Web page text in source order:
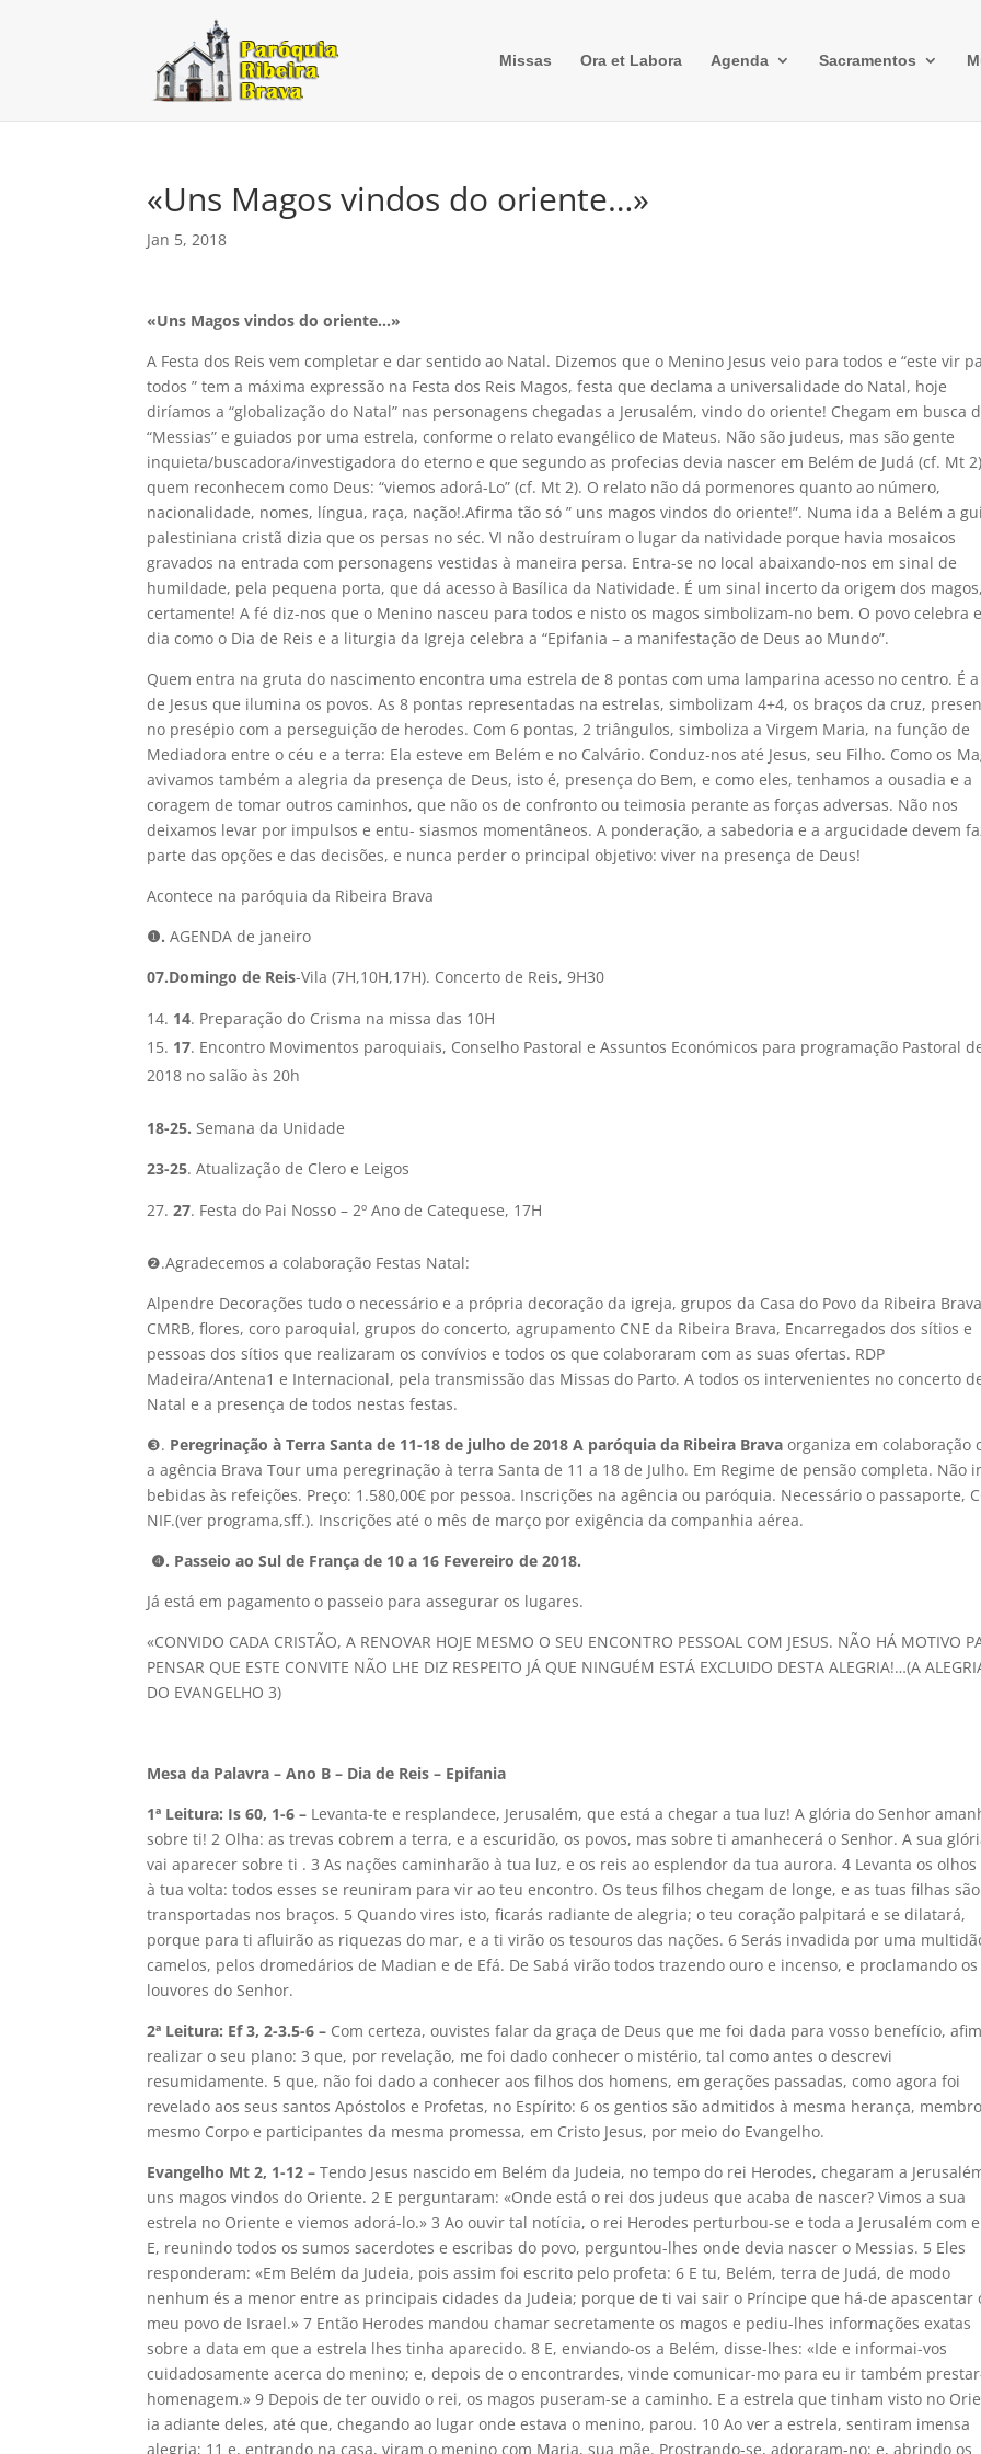
Missas Ora et Labora Agenda Sacramentos
«Uns Magos vindos do oriente…»
Jan 5, 2018
«Uns Magos vindos do oriente…»
A Festa dos Reis vem completar e dar sentido ao Natal. Dizemos que o Menino Jesus veio para todos e “este vir
todos ” tem a máxima expressão na Festa dos Reis Magos, festa que declama a universalidade do Natal, hoje
diríamos a “globalização do Natal” nas personagens chegadas a Jerusalém, vindo do oriente! Chegam em busca
“Messias” e guiados por uma estrela, conforme o relato evangélico de Mateus. Não são judeus, mas são gente
inquieta/buscadora/investigadora do eterno e que segundo as profecias devia nascer em Belém de Judá (cf. Mt
quem reconhecem como Deus: “viemos adorá-Lo” (cf. Mt 2). O relato não dá pormenores quanto ao número,
nacionalidade, nomes, língua, raça, nação!.Afirma tão só ” uns magos vindos do oriente!”. Numa ida a Belém a
palestiniana cristã dizia que os persas no séc. VI não destruíram o lugar da natividade porque havia mosaicos
gravados na entrada com personagens vestidas à maneira persa. Entra-se no local abaixando-nos em sinal de
humildade, pela pequena porta, que dá acesso à Basílica da Natividade. É um sinal incerto da origem dos magos,
certamente! A fé diz-nos que o Menino nasceu para todos e nisto os magos simbolizam-no bem. O povo celebra
dia como o Dia de Reis e a liturgia da Igreja celebra a “Epifania – a manifestação de Deus ao Mundo”.
Quem entra na gruta do nascimento encontra uma estrela de 8 pontas com uma lamparina acesso no centro. É
de Jesus que ilumina os povos. As 8 pontas representadas na estrelas, simbolizam 4+4, os braços da cruz,
no presépio com a perseguição de herodes. Com 6 pontas, 2 triângulos, simboliza a Virgem Maria, na função de
Mediadora entre o céu e a terra: Ela esteve em Belém e no Calvário. Conduz-nos até Jesus, seu Filho. Como os
avivamos também a alegria da presença de Deus, isto é, presença do Bem, e como eles, tenhamos a ousadia e a
coragem de tomar outros caminhos, que não os de confronto ou teimosia perante as forças adversas. Não nos
deixamos levar por impulsos e entu- siasmos momentâneos. A ponderação, a sabedoria e a argucidade devem
parte das opções e das decisões, e nunca perder o principal objetivo: viver na presença de Deus!
Acontece na paróquia da Ribeira Brava
❶. AGENDA de janeiro
07.Domingo de Reis-Vila (7H,10H,17H). Concerto de Reis, 9H30
14. Preparação do Crisma na missa das 10H
17. Encontro Movimentos paroquiais, Conselho Pastoral e Assuntos Económicos para programação Pastoral
2018 no salão às 20h
18-25.Semana da Unidade
23-25. Atualização de Clero e Leigos
27. Festa do Pai Nosso – 2º Ano de Catequese, 17H
❷.Agradecemos a colaboração Festas Natal:
Alpendre Decorações tudo o necessário e a própria decoração da igreja, grupos da Casa do Povo da Ribeira
CMRB, flores, coro paroquial, grupos do concerto, agrupamento CNE da Ribeira Brava, Encarregados dos sítios e
pessoas dos sítios que realizaram os convívios e todos os que colaboraram com as suas ofertas. RDP
Madeira/Antena1 e Internacional, pela transmissão das Missas do Parto. A todos os intervenientes no concerto
Natal e a presença de todos nestas festas.
❸. Peregrinação à Terra Santa de 11-18 de julho de 2018 A paróquia da Ribeira Bravaorganiza em colaboração
a agência Brava Tour uma peregrinação à terra Santa de 11 a 18 de Julho. Em Regime de pensão completa. Não
bebidas às refeições. Preço: 1.580,00€ por pessoa. Inscrições na agência ou paróquia. Necessário o passaporte,
NIF.(ver programa,sff.). Inscrições até o mês de março por exigência da companhia aérea.
❹. Passeio ao Sul de França de 10 a 16 Fevereiro de 2018.
Já está em pagamento o passeio para assegurar os lugares.
«CONVIDO CADA CRISTÃO, A RENOVAR HOJE MESMO O SEU ENCONTRO PESSOAL COM JESUS. NÃO HÁ MOTIVO
PENSAR QUE ESTE CONVITE NÃO LHE DIZ RESPEITO JÁ QUE NINGUÉM ESTÁ EXCLUIDO DESTA ALEGRIA!…(A
DO EVANGELHO 3)
Mesa da Palavra – Ano B – Dia de Reis – Epifania
1ª Leitura: Is 60, 1-6 – Levanta-te e resplandece, Jerusalém, que está a chegar a tua luz! A glória do Senhor
sobre ti! 2 Olha: as trevas cobrem a terra, e a escuridão, os povos, mas sobre ti amanhecerá o Senhor. A sua
vai aparecer sobre ti . 3 As nações caminharão à tua luz, e os reis ao esplendor da tua aurora. 4 Levanta os olhos
à tua volta: todos esses se reuniram para vir ao teu encontro. Os teus filhos chegam de longe, e as tuas filhas são
transportadas nos braços. 5 Quando vires isto, ficarás radiante de alegria; o teu coração palpitará e se dilatará,
porque para ti afluirão as riquezas do mar, e a ti virão os tesouros das nações. 6 Serás invadida por uma
camelos, pelos dromedários de Madian e de Efá. De Sabá virão todos trazendo ouro e incenso, e proclamando os
louvores do Senhor.
2ª Leitura: Ef 3, 2-3.5-6 – Com certeza, ouvistes falar da graça de Deus que me foi dada para vosso benefício,
realizar o seu plano: 3 que, por revelação, me foi dado conhecer o mistério, tal como antes o descrevi
resumidamente. 5 que, não foi dado a conhecer aos filhos dos homens, em gerações passadas, como agora foi
revelado aos seus santos Apóstolos e Profetas, no Espírito: 6 os gentios são admitidos à mesma herança,
mesmo Corpo e participantes da mesma promessa, em Cristo Jesus, por meio do Evangelho.
Evangelho Mt 2, 1-12 –Tendo Jesus nascido em Belém da Judeia, no tempo do rei Herodes, chegaram a
uns magos vindos do Oriente. 2 E perguntaram: «Onde está o rei dos judeus que acaba de nascer? Vimos a sua
estrela no Oriente e viemos adorá-lo.» 3 Ao ouvir tal notícia, o rei Herodes perturbou-se e toda a Jerusalém com
E, reunindo todos os sumos sacerdotes e escribas do povo, perguntou-lhes onde devia nascer o Messias. 5 Eles
responderam: «Em Belém da Judeia, pois assim foi escrito pelo profeta: 6 E tu, Belém, terra de Judá, de modo
nenhum és a menor entre as principais cidades da Judeia; porque de ti vai sair o Príncipe que há-de apascentar
meu povo de Israel.» 7 Então Herodes mandou chamar secretamente os magos e pediu-lhes informações exatas
sobre a data em que a estrela lhes tinha aparecido. 8 E, enviando-os a Belém, disse-lhes: «Ide e informai-vos
cuidadosamente acerca do menino; e, depois de o encontrardes, vinde comunicar-mo para eu ir também
homenagem.» 9 Depois de ter ouvido o rei, os magos puseram-se a caminho. E a estrela que tinham visto no
ia adiante deles, até que, chegando ao lugar onde estava o menino, parou. 10 Ao ver a estrela, sentiram imensa
alegria; 11 e, entrando na casa, viram o menino com Maria, sua mãe. Prostrando-se, adoraram-no; e, abrindo os